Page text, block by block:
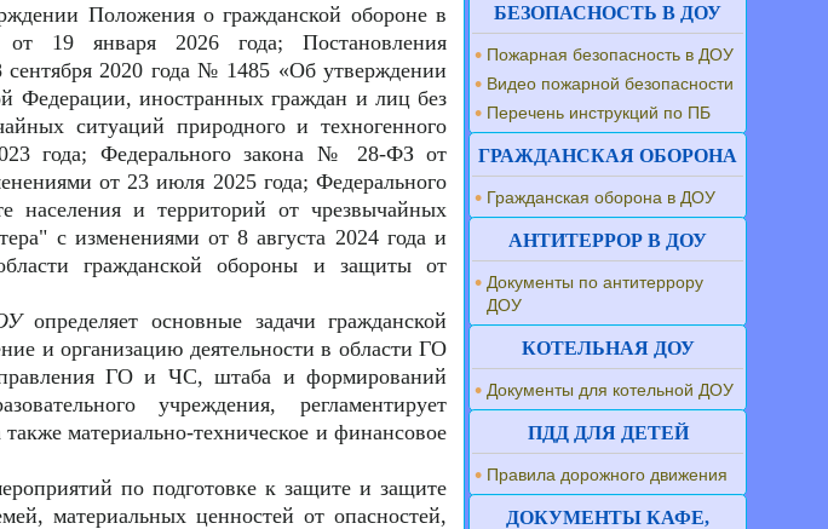
Положения о гражданской обороне в
19 января 2026 года; Постановления
2020 года № 1485 «Об утверждении
Федерации, иностранных граждан и лиц без
ситуаций природного и техногенного
года; Федерального закона № 28-ФЗ от
от 23 июля 2025 года; Федерального
и территорий от чрезвычайных
с изменениями от 8 августа 2024 года и
гражданской обороны и защиты от
определяет основные задачи гражданской
и организацию деятельности в области ГО
ГО и ЧС, штаба и формирований
учреждения, регламентирует
материально-техническое и финансовое
по подготовке к защите и защите
материальных ценностей от опасностей,
БЕЗОПАСНОСТЬ В ДОУ
Пожарная безопасность в ДОУ
Видео пожарной безопасности
Перечень инструкций по ПБ
ГРАЖДАНСКАЯ ОБОРОНА
Гражданская оборона в ДОУ
АНТИТЕРРОР В ДОУ
Документы по антитеррору
ДОУ
КОТЕЛЬНАЯ ДОУ
Документы для котельной ДОУ
ПДД ДЛЯ ДЕТЕЙ
Правила дорожного движения
ДОКУМЕНТЫ КАФЕ,